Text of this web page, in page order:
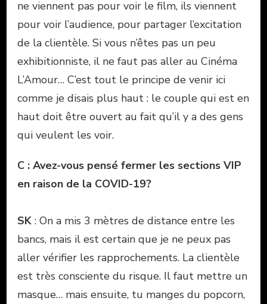
ne viennent pas pour voir le film, ils viennent
pour voir l’audience, pour partager l’excitation
de la clientèle. Si vous n’êtes pas un peu
exhibitionniste, il ne faut pas aller au Cinéma
L’Amour… C’est tout le principe de venir ici
comme je disais plus haut : le couple qui est en
haut doit être ouvert au fait qu’il y a des gens
qui veulent les voir.
C : Avez-vous pensé fermer les sections VIP
en raison de la COVID-19?
SK : On a mis 3 mètres de distance entre les
bancs, mais il est certain que je ne peux pas
aller vérifier les rapprochements. La clientèle
est très consciente du risque. Il faut mettre un
masque… mais ensuite, tu manges du popcorn,